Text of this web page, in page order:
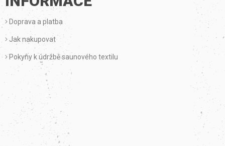
Doprava a platba
Jak nakupovat
Pokyny k údržbě saunového textilu